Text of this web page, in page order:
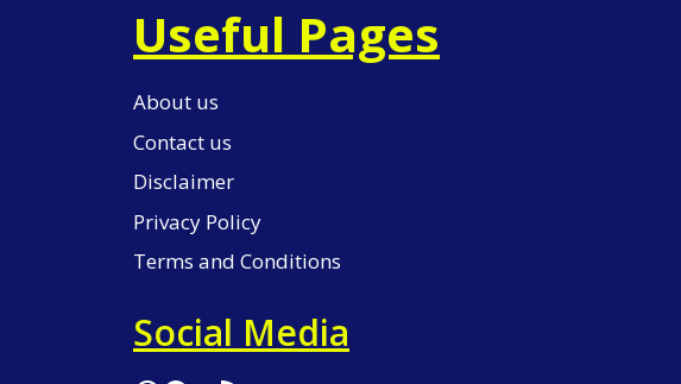
Useful Pages
About us
Contact us
Disclaimer
Privacy Policy
Terms and Conditions
Social Media